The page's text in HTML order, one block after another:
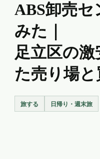
ABS卸売セ
みた｜
足立区の
た売り場
旅する 日帰り・週末旅